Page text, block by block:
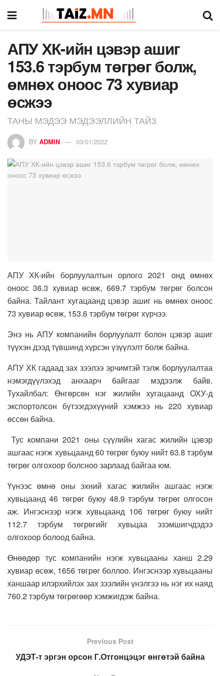
АПУ ХК-ийн цэвэр ашиг
153.6 тэрбум төгрөг болж,
өмнөх оноос 73 хувиар
өсжээ
ТАНЫ МЭДЭЭ МЭДЭЭЛЛИЙН ТАЙЗ
BY ADMIN 03/01/2022
АПУ ХК-ийн борлуулалтын орлого 2021 онд өмнөх
оноос 36.3 хувиар өсөж, 669.7 тэрбум төгрөг болсон
байна. Тайлант хугацаанд цэвэр ашиг нь өмнөх оноос
73 хувиар өсөж, 153.6 тэрбум төгрөг хүрчээ.
Энэ нь АПУ компанийн борлуулалт болон цэвэр ашиг
түүхэн дээд түвшинд хүрсэн үзүүлэлт болж байна.
АПУ ХК гадаад зах зээлээ эрчимтэй тэлж борлуулалтаа
нэмэгдүүлэхэд анхаарч байгааг мэдээлж байв.
Тухайлбал: Өнгөрсөн нэг жилийн хугацаанд ОХУ-д
экспортолсон бүтээгдэхүүний хэмжээ нь 220 хувиар
өссөн байна.
Тус компани 2021 оны сүүлийн хагас жилийн цэвэр
ашгаас нэгж хувьцаанд 60 төгрөг буюу нийт 63.8 тэрбум
төгрөг олгохоор болсноо зарлаад байгаа юм.
Үүнээс өмнө оны эхний хагас жилийн ашгаас нэгж
хувьцаанд 46 төгрөг буюу 48.9 тэрбум төгрөг олгосон
аж. Ингэснээр нэгж хувьцаанд 106 төгрөг буюу нийт
112.7 тэрбум төгрөгийг хувьцаа эзэмшигчдэдээ
олгохоор болоод байна.
Өнөөдөр тус компанийн нэгж хувьцааны ханш 2.29
хувиар өсөж, 1656 төгрөг боллоо. Ингэснээр хувьцааны
ханшаар илэрхийлэх зах зээлийн үнэлгээ нь нэг их наяд
760.2 тэрбум төгрөгөөр хэмжигдэж байна.
Previous Post
УДЭТ-т эргэн орсон Г.Отгонцэцэг өнгөтэй байна